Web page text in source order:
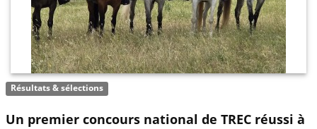
Résultats & sélections
Un premier concours national de TREC réussi à